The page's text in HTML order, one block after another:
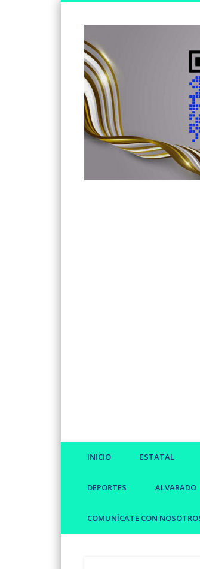
Somos un medio de información
INICIO ESTATAL
DEPORTES ALVARADO
COMUNÍCATE CON